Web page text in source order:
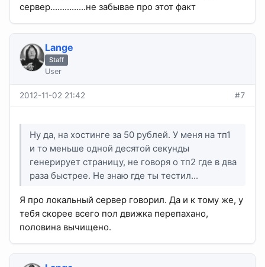
сервер...............не забывае про этот факт
Lange
Staff
User
2012-11-02 21:42 #7
Ну да, на хостинге за 50 рублей. У меня на тп1
и то меньше одной десятой секунды
генерирует страницу, не говоря о тп2 где в два
раза быстрее. Не знаю где ты тестил...
Я про локальный сервер говорил. Да и к тому же, у
тебя скорее всего пол движка перепахано,
половина вычищено.